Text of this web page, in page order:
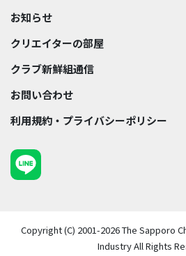
お知らせ
クリエイターの部屋
クラブ新鮮組通信
お問い合わせ
利用規約・プライバシーポリシー
Copyright (C) 2001-2026 The Sapporo
Industry All Rights